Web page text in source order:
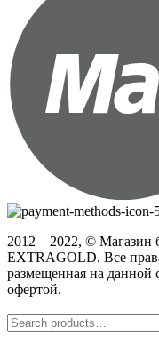
2012 – 2022, © Магазин
EXTRAGOLD. Все
размещенная на данной
офертой.
Search
for:>